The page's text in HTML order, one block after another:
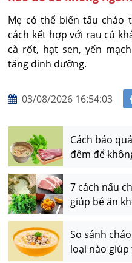
Mẹ có thể biến tấu cháo
cách kết hợp với rau củ
cà rốt, hạt sen, yến
tăng dinh dưỡng.
03/08/2026 16:54:03
Cách bảo
đêm để
7 cách nấu
giúp bé ăn
So sánh
loại nào